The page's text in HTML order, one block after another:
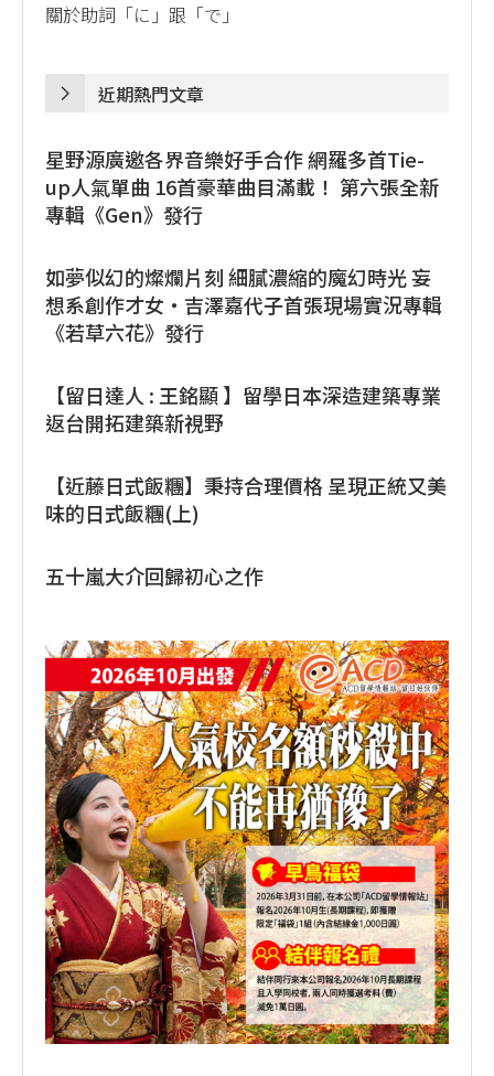
關於助詞「に」跟「で」
近期熱門文章
星野源廣邀各界音樂好手合作 網羅多首Tie-
up人氣單曲 16首豪華曲目滿載！ 第六張全新
專輯《Gen》發行
如夢似幻的燦爛片刻 細膩濃縮的魔幻時光 妄
想系創作才女・吉澤嘉代子首張現場實況專輯
《若草六花》發行
【留日達人 : 王銘顯 】留學日本深造建築專業
返台開拓建築新視野
【近藤日式飯糰】秉持合理價格 呈現正統又美
味的日式飯糰(上)
五十嵐大介回歸初心之作